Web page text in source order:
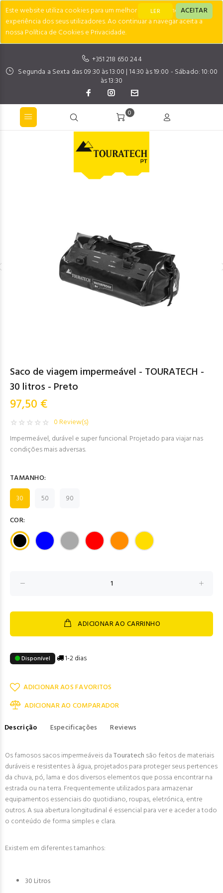
Este website utiliza cookies para um melhor desempenho e
experiência dos seus utilizadores. Ao continuar a navegar aceita a
nossa Política de Cookies e Privacidade.
LER ACEITAR
+351 218 650 244
Segunda a Sexta das 09:30 às 13:00 | 14:30 às 19:00 - Sábado: 10:00
às 13:30
0
Saco de viagem impermeável - TOURATECH -
30 litros - Preto
97,50 €
0 Review(s)
Impermeável, durável e super funcional. Projetado para viajar nas
condições mais adversas.
TAMANHO:
30
50
90
COR:
ADICIONAR AO CARRINHO
Disponível 1-2 dias
ADICIONAR AOS FAVORITOS
ADICIONAR AO COMPARADOR
Descrição
Especificações Reviews
Os famosos sacos impermeáveis daTouratech são feitos de materiais
duráveis e resistentes à água, projetados para proteger seus pertences
da chuva, pó, lama e dos diversos elementos que possa encontrar na
estrada ou na terra. Frequentemente utilizados para armazenar
equipamentos essenciais do quotidiano, roupas, eletrónica, entre
outros. A sua abertura longitudinal é essencial para ver e aceder a todo
o conteúdo de forma simples e clara.
Existem em diferentes tamanhos:
30 Litros